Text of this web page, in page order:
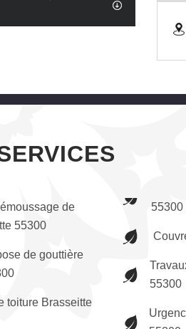
de
55300
de gouttière
toiture Brasseitte
55300
55300